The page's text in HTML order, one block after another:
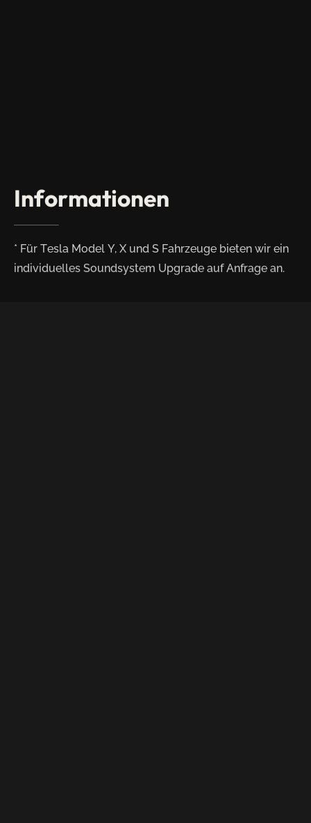
Informationen
* Für Tesla Model Y, X und S Fahrzeuge bieten wir ein
individuelles Soundsystem Upgrade auf Anfrage an.